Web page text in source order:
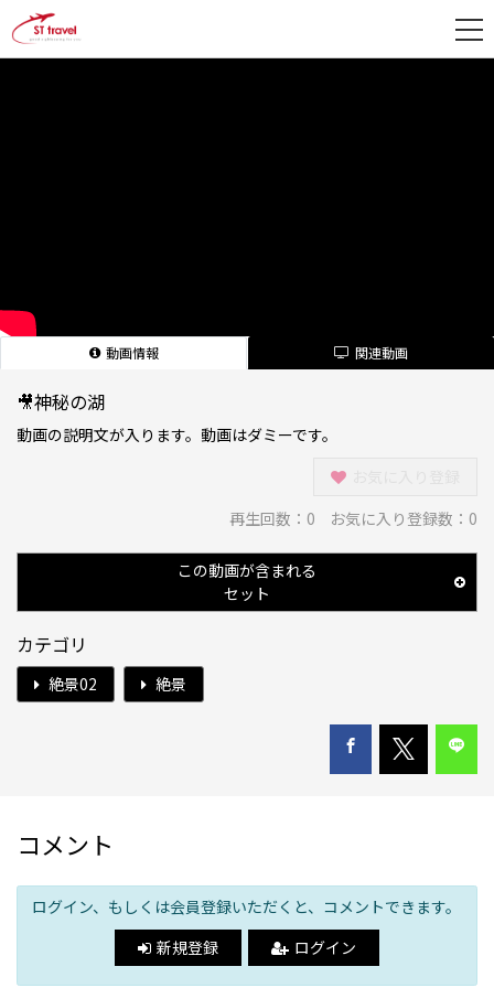
動画情報 関連動画
🎥神秘の湖
動画の説明文が入ります。動画はダミーです。
再生回数： 0 お気に入り登録数：0
この動画が含まれる
セット
カテゴリ
絶景02 絶景
コメント
ログイン、もしくは会員登録いただくと、コメントできます。
新規登録
ログイン